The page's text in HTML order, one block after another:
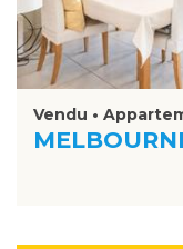
Vendu •